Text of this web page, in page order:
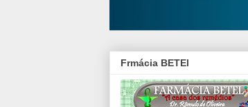
Frmácia BETEl